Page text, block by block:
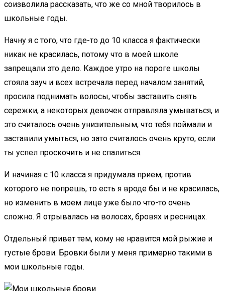
соизволила рассказать, что же со мной творилось в
школьные годы.
Начну я с того, что где-то до 10 класса я фактически
никак не красилась, потому что в моей школе
запрещали это дело. Каждое утро на пороге школы
стояла зауч и всех встречала перед началом занятий,
просила поднимать волосы, чтобы заставить снять
сережки, а некоторых девочек отправляла умываться, и
это считалось очень унизительным, что тебя поймали и
заставили умыться, но зато считалось очень круто, если
ты успел проскочить и не спалиться.
И начиная с 10 класса я придумала прием, против
которого не попрешь, то есть я вроде бы и не красилась,
но изменить в моем лице уже было что-то очень
сложно. Я отрывалась на волосах, бровях и ресницах.
Отдельный привет тем, кому не нравится мой рыжие и
густые брови. Бровки были у меня примерно такими в
мои школьные годы.